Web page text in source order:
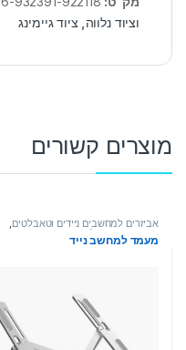
וציוד נלווה ציוד גיימינג
מוצרים קשורים
אביזרים למחשבים ניידים וטאבלטים,
מחשבים וציוד נלווה
מעמד למחשב נייד